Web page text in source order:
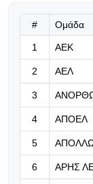
# Ομάδα
1 ΑΕΚ
2 ΑΕΛ
3
4 ΑΠΟΕΛ
5
6 ΑΡΗΣ